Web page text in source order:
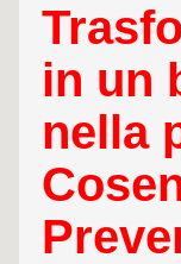
in un
nella